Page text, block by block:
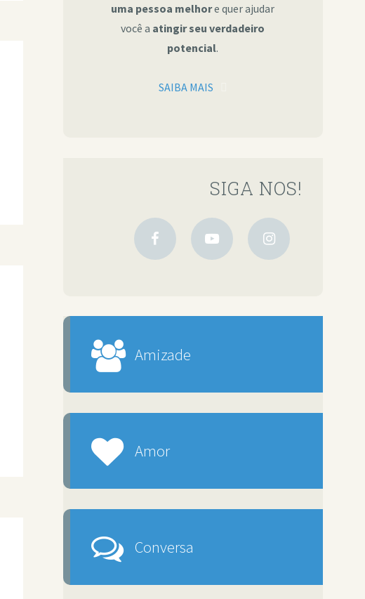
uma pessoa melhore quer ajudar
você a atingir seu verdadeiro
potencial.
SAIBA MAIS
SIGA NOS!
Amizade
Amor
Conversa